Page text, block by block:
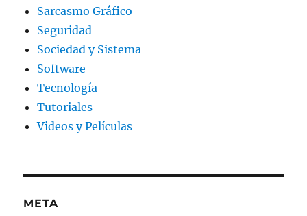
Sarcasmo Gráfico
Seguridad
Sociedad y Sistema
Software
Tecnología
Tutoriales
Videos y Películas
META